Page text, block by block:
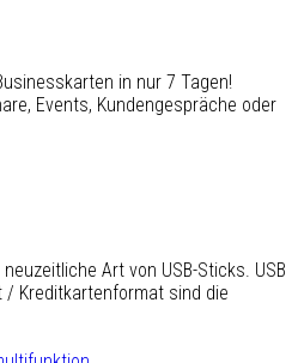
in nur 7 Tagen!
Events, Kundengespräche oder
Art von USB-Sticks. USB
Kreditkartenformat sind die